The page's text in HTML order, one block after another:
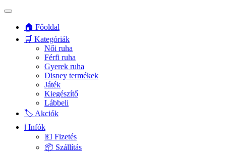
🏠 Főoldal
🛒 Kategóriák
Női ruha
Férfi ruha
Gyerek ruha
Disney termékek
Játék
Kiegészítő
Lábbeli
🏷️ Akciók
ℹ️ Infók
💵 Fizetés
📦 Szállítás